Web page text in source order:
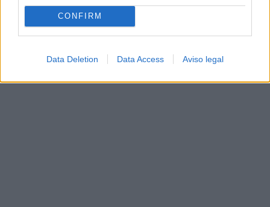
CONFIRM
Data Deletion Data Access Aviso legal